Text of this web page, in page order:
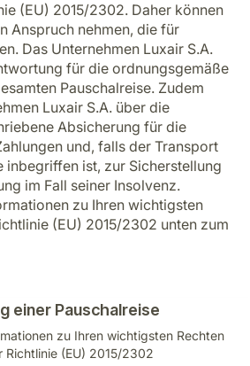
(EU) 2015/2302. Daher können
Anspruch nehmen, die für
Das Unternehmen Luxair S.A.
für die ordnungsgemäße
Pauschalreise. Zudem
Luxair S.A. über die
Absicherung für die
und, falls der Transport
inbegriffen ist, zur Sicherstellung
im Fall seiner Insolvenz.
zu Ihren wichtigsten
(EU) 2015/2302 unten zum
einer Pauschalreise
zu Ihren wichtigsten Rechten
Richtlinie (EU) 2015/2302